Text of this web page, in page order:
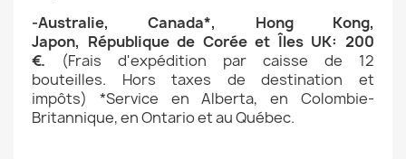
-Australie,Canada*, Hong Kong,
Japon, République de Coréeet Îles UK: 200
€. (Frais d'expédition par caisse de 12
bouteilles. Hors taxes de destination et
impôts)
*Service en Alberta, en Colombie-
Britannique, en Ontario et au Québec.